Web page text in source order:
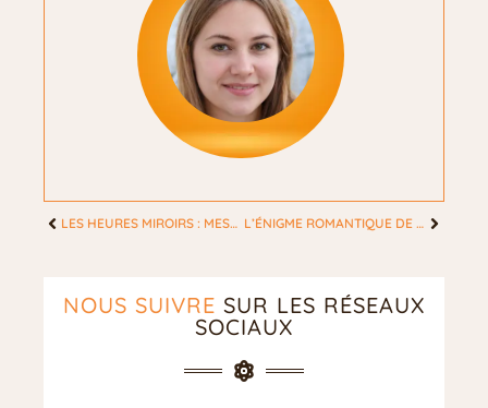
LES HEURES MIROIRS : MESSAGES SECRETS POUR ÉCLAIRER VOTRE CHEMIN DE VIE L’ÉNIGME ROMANTIQUE DE 17H17: RÉVEILLEZ VOTRE AMOUR SINCÈRE ET DURABLE
NOUS SUIVRE SUR LES RÉSEAUX
SOCIAUX